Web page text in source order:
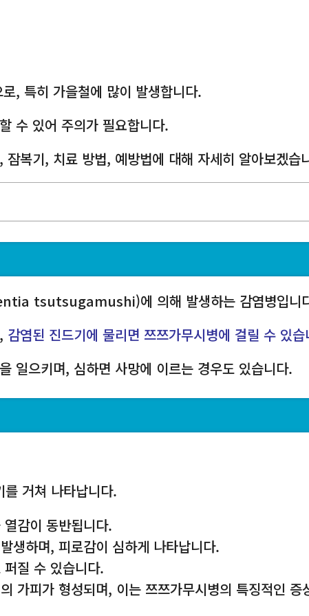
, 특히 가을철에 많이 발생합니다.
수 있어 주의가 필요합니다.
복기, 치료 방법, 예방법에 대해 자세히 알아보겠습
tsutsugamushi)에 의해 발생하는 감염병입니
감염된 진드기에 물리면 쯔쯔가무시병에 걸릴 수 있습
일으키며, 심하면 사망에 이르는 경우도 있습니다.
거쳐 나타납니다.
감이 동반됩니다.
생하며, 피로감이 심하게 나타납니다.
질 수 있습니다.
가피가 형성되며, 이는 쯔쯔가무시병의 특징적인 증